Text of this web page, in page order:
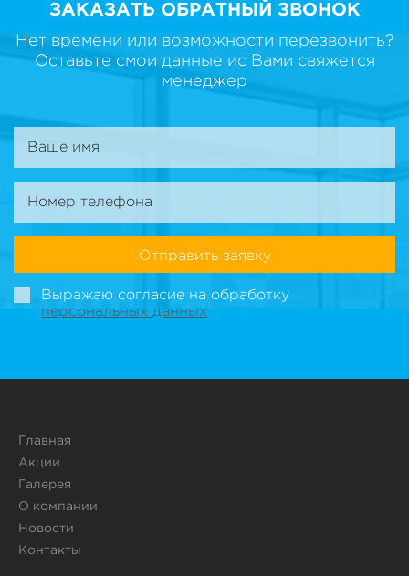
ЗАКАЗАТЬ ОБРАТНЫЙ ЗВОНОК
Нет времени или возможности перезвонить?
Оставьте смои данные ис Вами свяжется
менеджер
Отправить заявку
Выражаю согласие на обработку
персональных данных
Главная
Акции
Галерея
О компании
Новости
Контакты